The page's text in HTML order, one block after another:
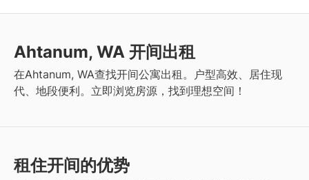
Ahtanum, WA 开间出租
在Ahtanum, WA查找开间公寓出租。户型高效、居住现
代、地段便利。立即浏览房源，找到理想空间！
租住开间的优势